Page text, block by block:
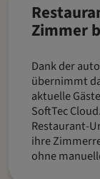
Zimmer
Dank der
übernimmt
aktuelle
SoftTec
Restaurant-
ihre
ohne